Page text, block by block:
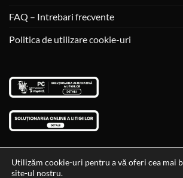
FAQ – Intrebari frecvente
Politica de utilizare cookie-uri
Utilizăm cookie-uri pentru a vă oferi cea mai
site-ul nostru.